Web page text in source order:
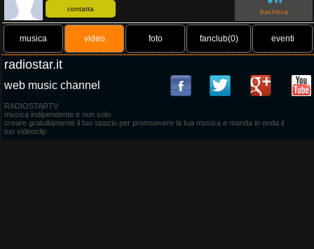
contatta bacheca
musica video foto fanclub(0) eventi
radiostar.it
web music channel
RADIOSTARTV
musica indipendente e non solo
creare gratuitamente il tuo spazio per promuovere la tua musica e manda in onda il
tuo videoclip